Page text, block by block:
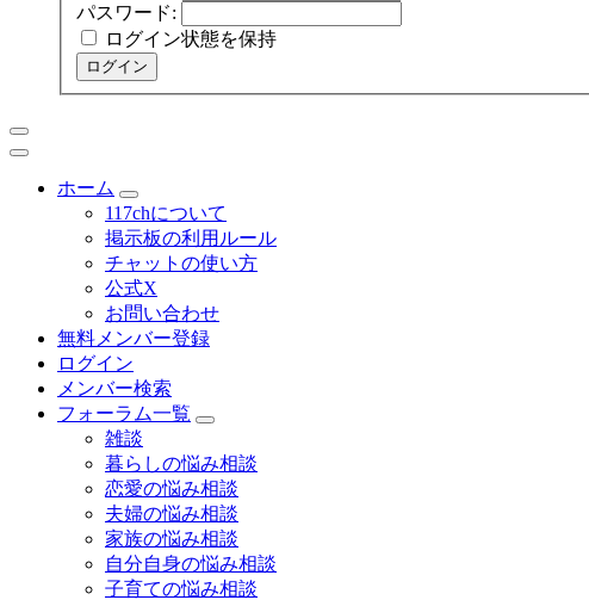
パスワード:
ログイン状態を保持
ログイン
ホーム
117chについて
掲示板の利用ルール
チャットの使い方
公式X
お問い合わせ
無料メンバー登録
ログイン
メンバー検索
フォーラム一覧
雑談
暮らしの悩み相談
恋愛の悩み相談
夫婦の悩み相談
家族の悩み相談
自分自身の悩み相談
子育ての悩み相談